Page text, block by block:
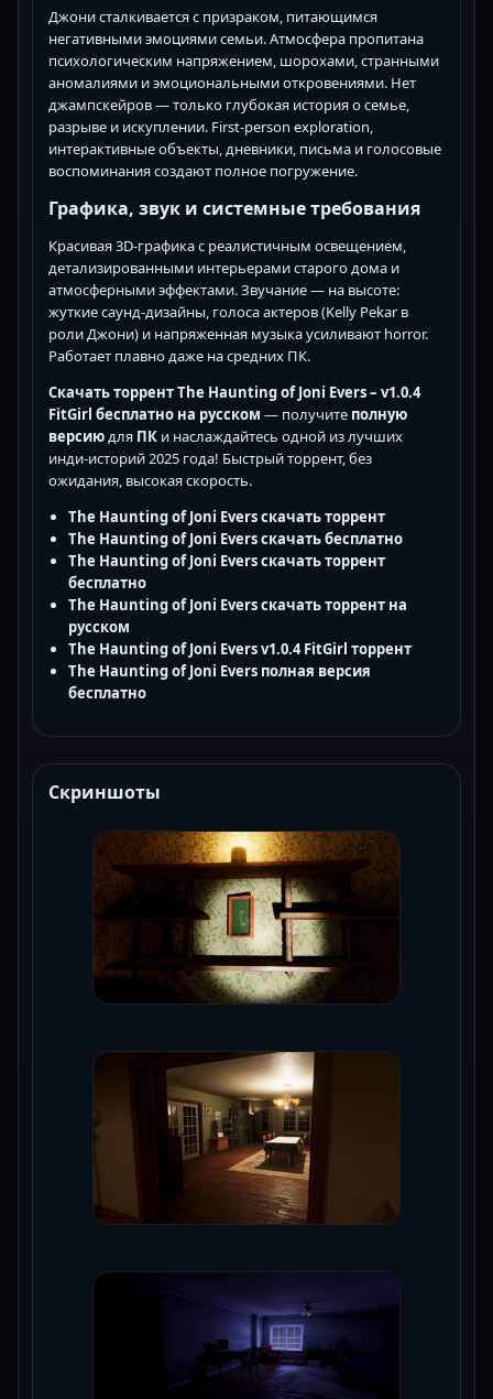
Джони сталкивается с призраком, питающимся
негативными эмоциями семьи. Атмосфера пропитана
психологическим напряжением, шорохами, странными
аномалиями и эмоциональными откровениями. Нет
джампскейров — только глубокая история о семье,
разрыве и искуплении. First-person exploration,
интерактивные объекты, дневники, письма и голосовые
воспоминания создают полное погружение.
Графика, звук и системные требования
Красивая 3D-графика с реалистичным освещением,
детализированными интерьерами старого дома и
атмосферными эффектами. Звучание — на высоте:
жуткие саунд-дизайны, голоса актеров (Kelly Pekar в
роли Джони) и напряженная музыка усиливают horror.
Работает плавно даже на средних ПК.
Скачать торрент The Haunting of Joni Evers – v1.0.4
FitGirl бесплатно на русском — получите полную
версию для ПК и наслаждайтесь одной из лучших
инди-историй 2025 года! Быстрый торрент, без
ожидания, высокая скорость.
The Haunting of Joni Evers скачать торрент
The Haunting of Joni Evers скачать бесплатно
The Haunting of Joni Evers скачать торрент
бесплатно
The Haunting of Joni Evers скачать торрент на
русском
The Haunting of Joni Evers v1.0.4 FitGirl торрент
The Haunting of Joni Evers полная версия
бесплатно
Скриншоты